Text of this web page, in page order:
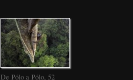
De Pólo a Pólo, 52